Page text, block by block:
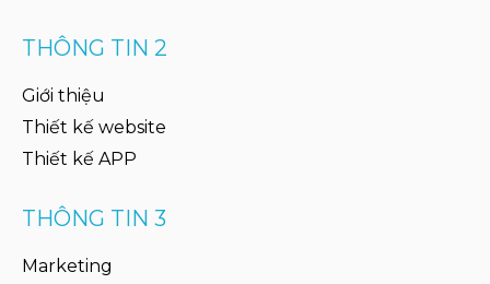
THÔNG TIN 2
Giới thiệu
Thiết kế website
Thiết kế APP
THÔNG TIN 3
Marketing